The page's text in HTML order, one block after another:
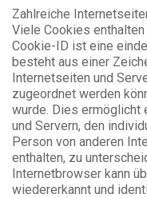
Zahlreiche
Viele Cookies
Cookie-ID ist eine
besteht aus einer
Internetseiten und
zugeordnet werden
wurde. Dies ermöglicht
und Servern, den
Person von anderen
enthalten, zu
Internetbrowser kann
wiedererkannt und